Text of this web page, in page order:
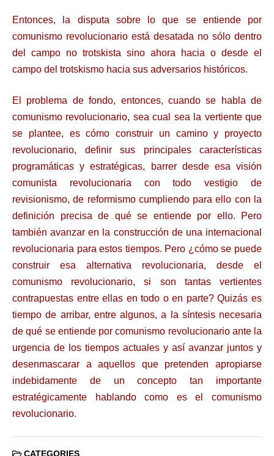
Entonces, la disputa sobre lo que se entiende por
comunismo revolucionario está desatada no sólo dentro
del campo no trotskista sino ahora hacia o desde el
campo del trotskismo hacia sus adversarios históricos.
El problema de fondo, entonces, cuando se habla de
comunismo revolucionario, sea cual sea la vertiente que
se plantee, es cómo construir un camino y proyecto
revolucionario, definir sus principales características
programáticas y estratégicas, barrer desde esa visión
comunista revolucionaria con todo vestigio de
revisionismo, de reformismo cumpliendo para ello con la
definición precisa de qué se entiende por ello. Pero
también avanzar en la construcción de una internacional
revolucionaria para estos tiempos. Pero ¿cómo se puede
construir esa alternativa revolucionaria, desde el
comunismo revolucionario, si son tantas vertientes
contrapuestas entre ellas en todo o en parte? Quizás es
tiempo de arribar, entre algunos, a la síntesis necesaria
de qué se entiende por comunismo revolucionario ante la
urgencia de los tiempos actuales y así avanzar juntos y
desenmascarar a aquellos que pretenden apropiarse
indebidamente de un concepto tan importante
estratégicamente hablando como es el comunismo
revolucionario.
CATEGORIES